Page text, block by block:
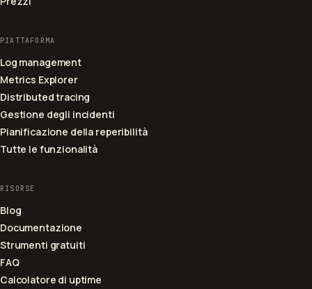
PIATTAFORMA
Log management
Metrics Explorer
Distributed tracing
Gestione degli incidenti
Pianificazione della reperibilità
Tutte le funzionalità
RISORSE
Blog
Documentazione
Strumenti gratuiti
FAQ
Calcolatore di uptime